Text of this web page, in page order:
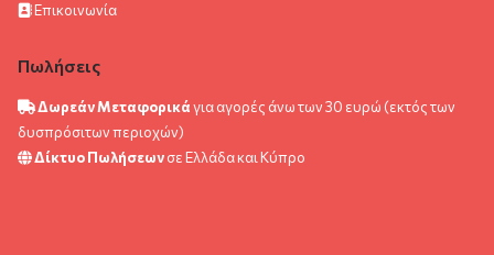
Επικοινωνία
Πωλήσεις
Δωρεάν Μεταφορικάγια αγορές άνω των 30 ευρώ (εκτός των
δυσπρόσιτων περιοχών)
Δίκτυο Πωλήσεωνσε Ελλάδα και Κύπρο